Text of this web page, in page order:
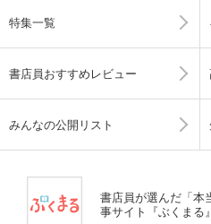
特集一覧
書店員おすすめレビュー
みんなの公開リスト
書店員が選んだ「本
事サイト『ぶくまる』